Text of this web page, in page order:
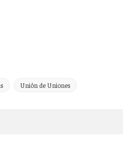
Unión de Uniones